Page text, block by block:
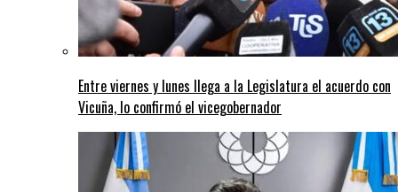
Entre viernes y lunes llega a la Legislatura el acuerdo con
Vicuña, lo confirmó el vicegobernador